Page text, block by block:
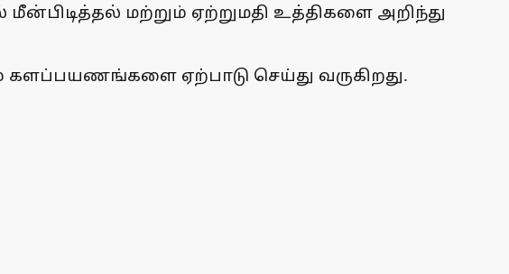
மற்றும் ஏற்றுமதி உத்திகளை அறிந்து
களப்பயணங்களை ஏற்பாடு செய்து வருகிறது.